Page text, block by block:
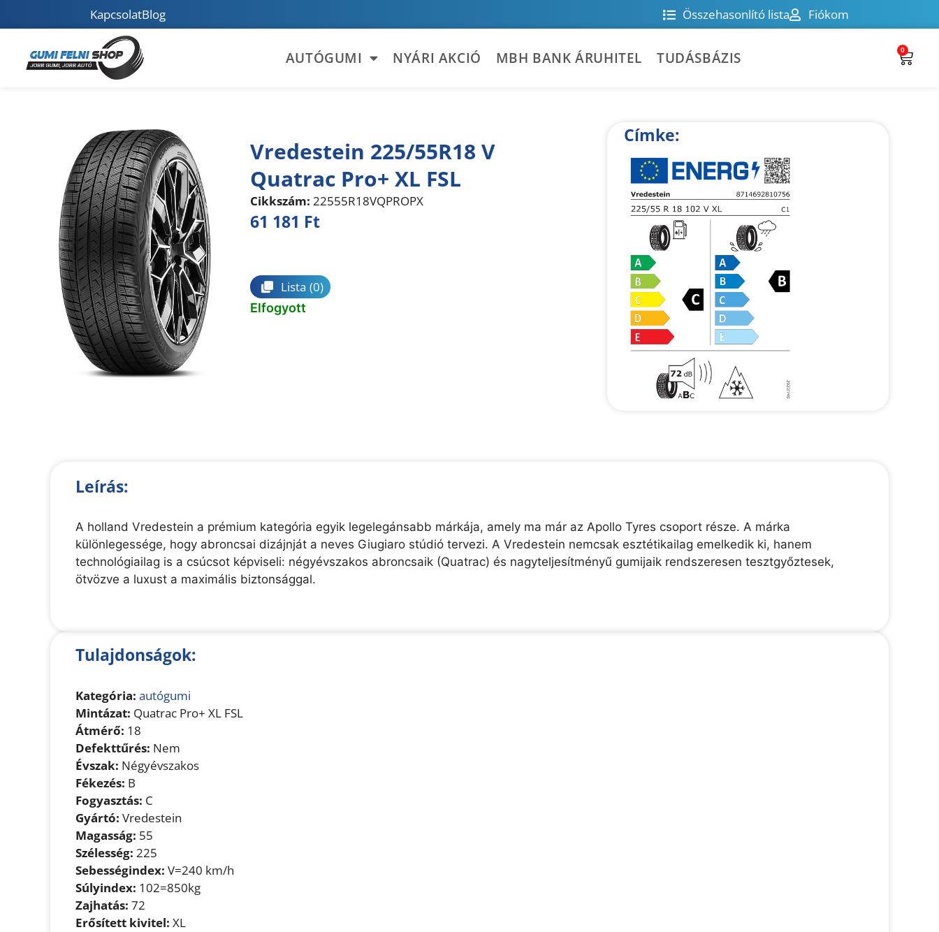
KapcsolatBlog Összehasonlító lista Fiókom
AUTÓGUMI NYÁRI AKCIÓ MBH BANK ÁRUHITEL TUDÁSBÁZIS 0
Vredestein 225/55R18 V
Quatrac Pro+ XL FSL
Cikkszám: 22555R18VQPROPX
61 181 Ft
Lista (0)
Elfogyott
Címke:
Leírás:
A holland Vredestein a prémium kategória egyik legelegánsabb márkája, amely ma már az Apollo Tyres csoport része. A márka
különlegessége, hogy abroncsai dizájnját a neves Giugiaro stúdió tervezi. A Vredestein nemcsak esztétikailag emelkedik ki, hanem
technológiailag is a csúcsot képviseli: négyévszakos abroncsaik (Quatrac) és nagyteljesítményű gumijaik rendszeresen tesztgyőztesek,
ötvözve a luxust a maximális biztonsággal.
Tulajdonságok:
Kategória: autógumi
Mintázat: Quatrac Pro+ XL FSL
Átmérő: 18
Defekttűrés: Nem
Évszak: Négyévszakos
Fékezés: B
Fogyasztás: C
Gyártó: Vredestein
Magasság: 55
Szélesség: 225
Sebességindex: V=240 km/h
Súlyindex: 102=850kg
Zajhatás: 72
Erősített kivitel: XL